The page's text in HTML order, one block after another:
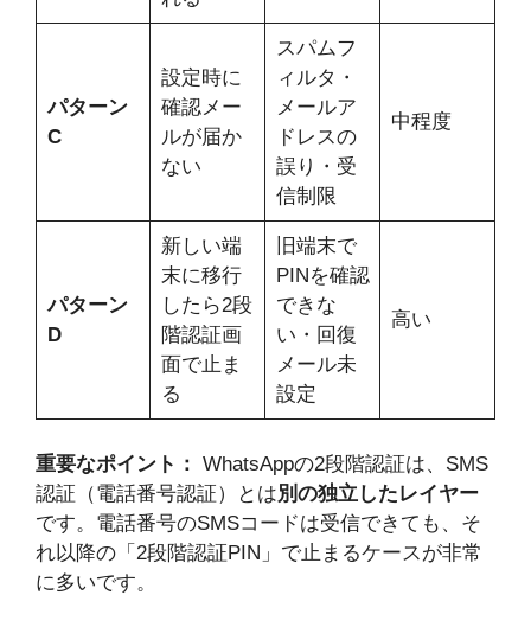
パターン
C
設定時に
確認メー
ルが届か
ない
スパムフ
ィルタ・
メールア
ドレスの
誤り・受
信制限
中程度
パターン
D
新しい端
末に移行
したら2段
階認証画
面で止ま
る
旧端末で
PINを確認
できな
い・回復
メール未
設定
高い
重要なポイント： WhatsAppの2段階認証は、SMS
認証（電話番号認証）とは別の独立したレイヤー
です。電話番号のSMSコードは受信できても、そ
れ以降の「2段階認証PIN」で止まるケースが非常
に多いです。